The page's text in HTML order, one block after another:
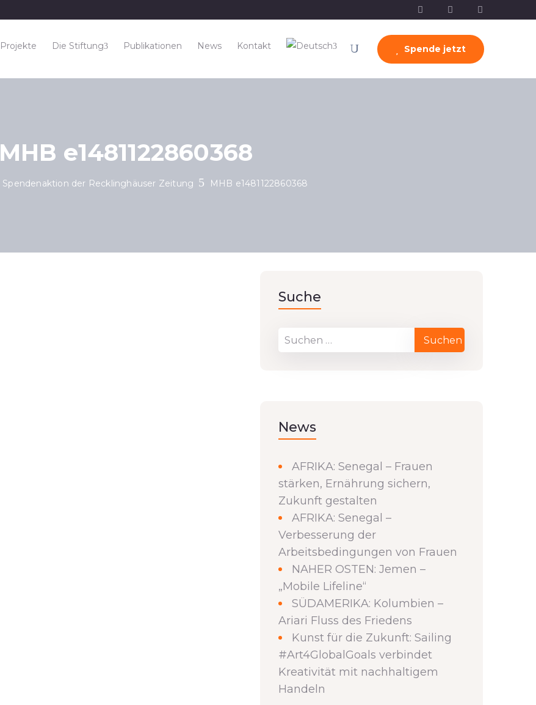
Projekte Die Stiftung Publikationen News Kontakt Spende jetzt
MHB e1481122860368
Spendenaktion der Recklinghäuser Zeitung MHB e1481122860368
Suche
News
AFRIKA: Senegal – Frauen
stärken, Ernährung sichern,
Zukunft gestalten
AFRIKA: Senegal –
Verbesserung der
Arbeitsbedingungen von Frauen
NAHER OSTEN: Jemen –
„Mobile Lifeline“
SÜDAMERIKA: Kolumbien –
Ariari Fluss des Friedens
Kunst für die Zukunft: Sailing
#Art4GlobalGoals verbindet
Kreativität mit nachhaltigem
Handeln